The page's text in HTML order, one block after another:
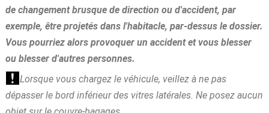
de changement brusque de direction ou d'accident, par
exemple, être projetés dans l'habitacle, par-dessus le dossier.
Vous pourriez alors provoquer un accident et vous blesser
ou blesser d'autres personnes.
Lorsque vous chargez le véhicule, veillez à ne pas
dépasser le bord inférieur des vitres latérales. Ne posez aucun